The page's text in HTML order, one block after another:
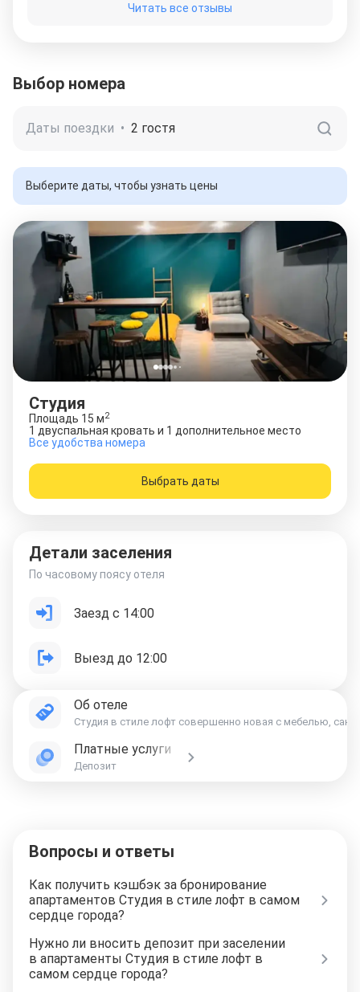
Читать все отзывы
Выбор номера
Даты поездки • 2 гостя
Выберите даты, чтобы узнать цены
Студия
Площадь 15 м2
1 двуспальная кровать и 1 дополнительное место
Все удобства номера
Выбрать даты
Детали заселения
По часовому поясу отеля
Заезд с 14:00
Выезд до 12:00
Об отеле
Студия в стиле лофт совершенно новая с мебелью,
Платные услуги
Депозит
Вопросы и ответы
Как получить кэшбэк за бронирование
апартаментов Студия в стиле лофт в самом
сердце города?
Нужно ли вносить депозит при заселении
в апартаменты Студия в стиле лофт в
самом сердце города?